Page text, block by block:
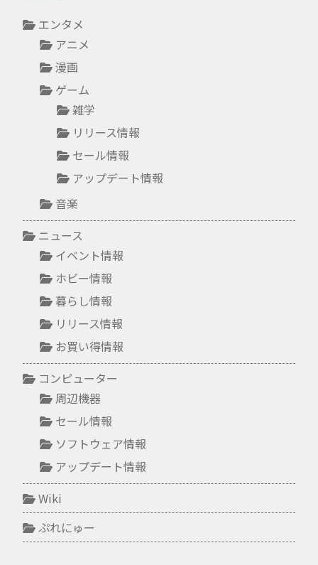
エンタメ
アニメ
漫画
ゲーム
雑学
リリース情報
セール情報
アップデート情報
音楽
ニュース
イベント情報
ホビー情報
暮らし情報
リリース情報
お買い得情報
コンピューター
周辺機器
セール情報
ソフトウェア情報
アップデート情報
Wiki
ぷれにゅー